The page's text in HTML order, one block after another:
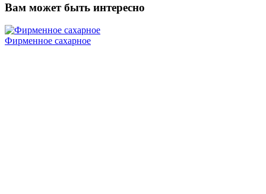
Вам может быть интересно
Фирменное сахарное